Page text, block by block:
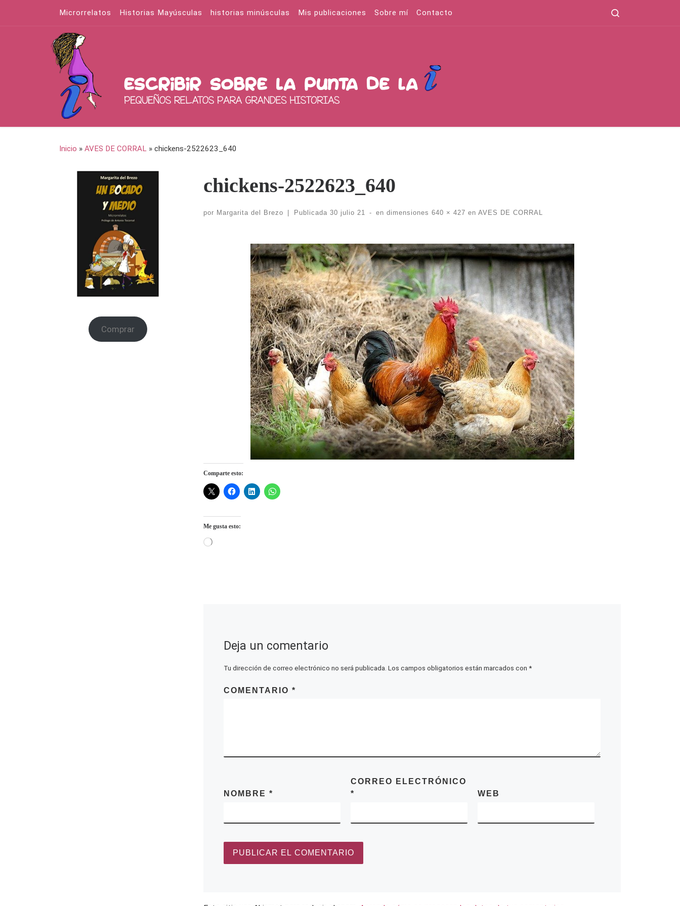
Saltar al contenido
Microrrelatos Historias Mayúsculas historias minúsculas Mis publicaciones Sobre mí Contacto
Inicio » AVES DE CORRAL » chickens-2522623_640
chickens-2522623_640
por Margarita del Brezo Publicada 30 julio 21 - en dimensiones 640 × 427 en AVES DE CORRAL
Navegación de imágenes
Comparte esto:
Me gusta esto:
Cargando...
Deja un comentario
Tu dirección de correo electrónico no será publicada. Los campos obligatorios están marcados con *
COMENTARIO *
NOMBRE *
CORREO ELECTRÓNICO
*
WEB
Comprar